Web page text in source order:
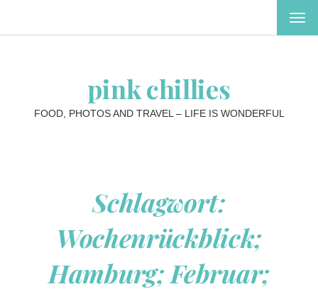
pink chillies
FOOD, PHOTOS AND TRAVEL – LIFE IS WONDERFUL
Schlagwort:
Wochenrückblick;
Hamburg; Februar;